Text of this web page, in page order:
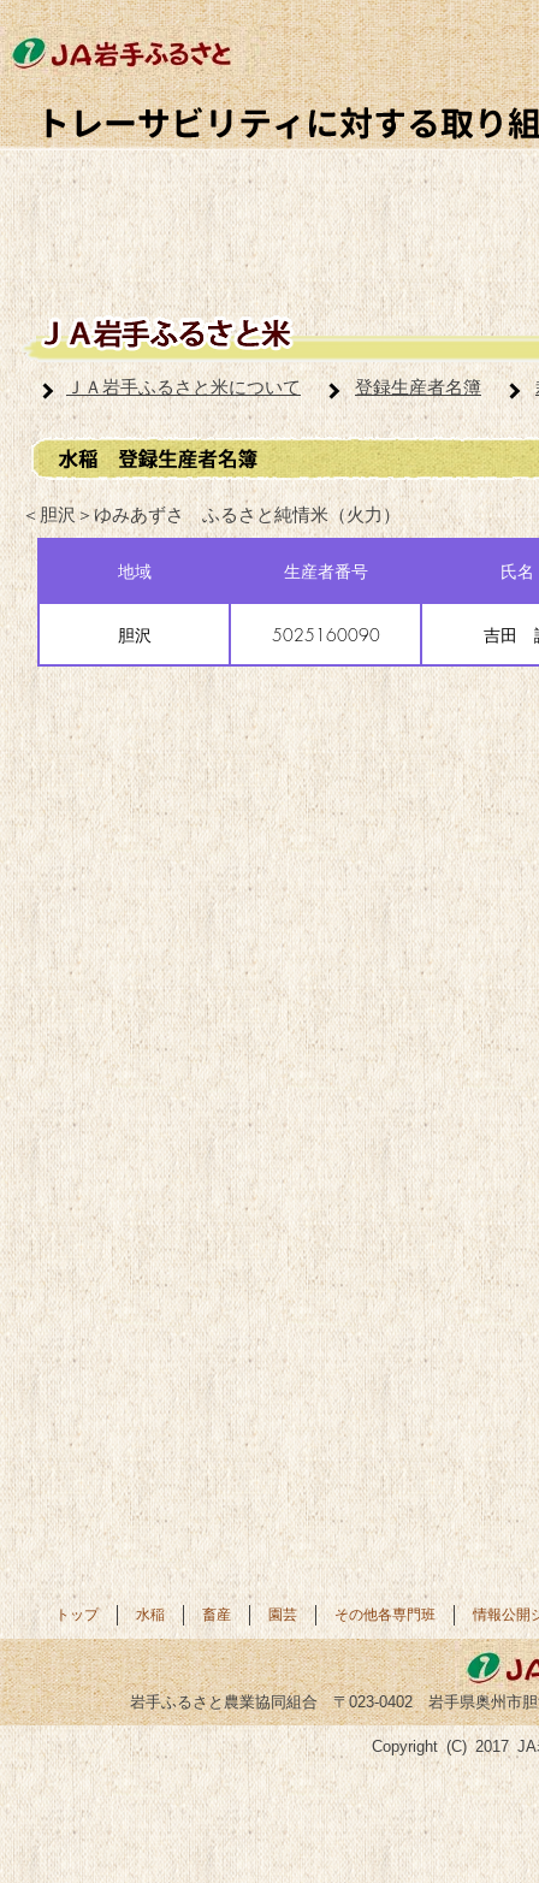
ＪＡ岩手ふるさと米について 登録生産者名簿
＜胆沢＞ゆみあずさ ふるさと純情米（火力）
地域 生産者番号 氏名
胆沢 5025160090 吉田
トップ 水稲 畜産 園芸 その他各専門班 情報公開
岩手ふるさと農業協同組合 〒023-0402 岩手県奥州市
Copyright (C) 2017